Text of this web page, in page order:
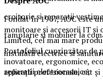
Fondat în 1967, AOC este
monitoare și accesorii IT și
Limited, cel mai mare
Portofoliul cuprinzător de
inovatoare, ergonomice,
aplicații profesionale, cât și
croitorie si reparatii
tamplarie si mobilier la
instalatii electrice si
reparatii electrocasnice;